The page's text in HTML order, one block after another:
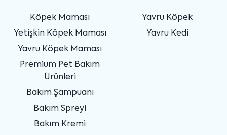
Köpek Maması
Yetişkin Köpek Maması
Yavru Köpek Maması
Premium Pet Bakım
Ürünleri
Bakım Şampuanı
Bakım Spreyi
Bakım Kremi
Yavru Köpek
Yavru Kedi